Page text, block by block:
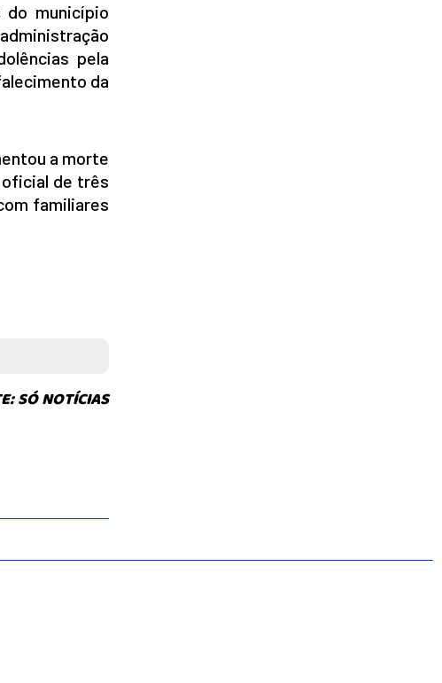
município
pela
da
a morte
oficial de três
familiares
SÓ NOTÍCIAS